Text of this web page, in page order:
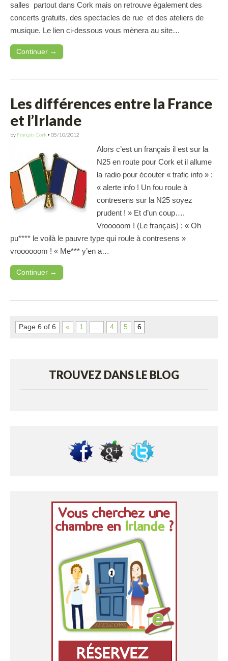
salles partout dans Cork mais on retrouve également des
concerts gratuits, des spectacles de rue et des ateliers de
musique. Le lien ci-dessous vous mènera au site…
Continuer →
Les différences entre la France
et l’Irlande
by Français Cork • 05/10/2012
Alors c’est un français il est sur la
N25 en route pour Cork et il allume
la radio pour écouter « trafic info » :
« alerte info ! Un fou roule à
contresens sur la N25 soyez
prudent ! » Et d’un coup….
Vrooooom ! (Le français) : « Oh
pu**** le voilà le pauvre type qui roule à contresens »
vroooooom ! « Me*** y’en a…
Continuer →
Page 6 of 6 « 1 4 5 6
TROUVEZ DANS LE BLOG